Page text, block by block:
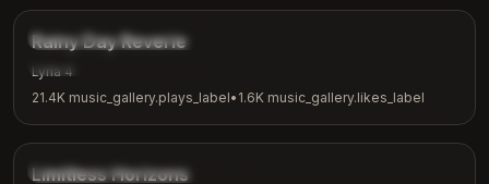
music_gallery.tags.ambient
Rainy Day Reverie
Lyria 4
21.4K music_gallery.plays_label• 1.6K music_gallery.likes_label
music_gallery.tags.inspirational
Limitless Horizons